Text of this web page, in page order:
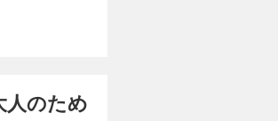
人のため